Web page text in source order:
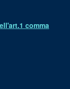
comma